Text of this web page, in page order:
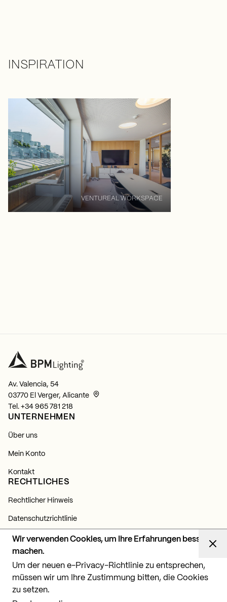
Wir verwenden Cookies, um Ihre Erfahrungen besser
machen.
Um der neuen e-Privacy-Richtlinie zu entsprechen,
müssen wir um Ihre Zustimmung bitten, die Cookies
zu setzen.
INSPIRATION
Drücken Sie, um das Karussell zu überspringen
VENTUREAL WORKSPACE
Av. Valencia, 54
03770 El Verger, Alicante
Tel. +34 965 781 218
UNTERNEHMEN
Über uns
Mein Konto
Kontakt
RECHTLICHES
Rechtlicher Hinweis
Datenschutzrichtlinie
Cookie-Richtlinie
NEWSLETTER
Abonnieren Sie sich und erfahren Sie alles über unsere
Neuigkeiten, Produkte und Lichtprojekte.